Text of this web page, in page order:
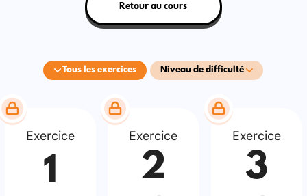
Tous les exercices Niveau de difficulté
Retour au cours
Exercice
1
Exercice
2
Exercice
3